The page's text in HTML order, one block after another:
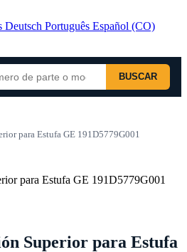
Deutsch Português Español (CO)
BUSCAR
para Estufa GE 191D5779G001
Superior para Estufa